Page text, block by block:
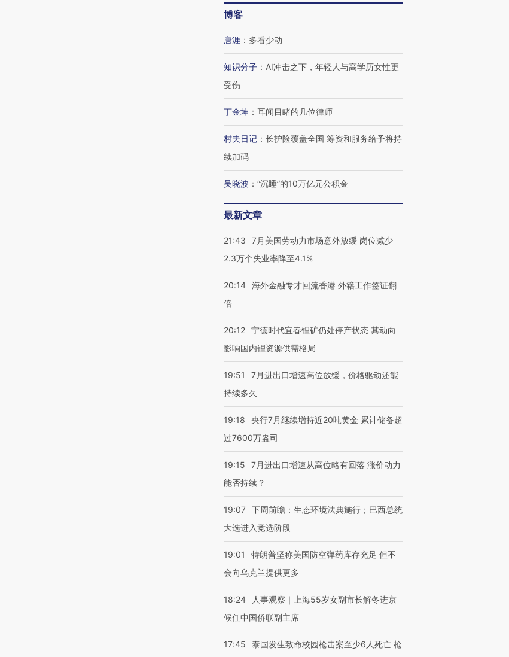
博客
唐涯 ： 多看少动
知识分子 ： AI冲击之下，年轻人与高学历女性更
受伤
丁金坤 ： 耳闻目睹的几位律师
村夫日记 ： 长护险覆盖全国 筹资和服务给予将持
续加码
吴晓波 ： “沉睡”的10万亿元公积金
最新文章
21:43
7月美国劳动力市场意外放缓 岗位减少
2.3万个失业率降至4.1%
20:14 海外金融专才回流香港 外籍工作签证翻
倍
20:12 宁德时代宜春锂矿仍处停产状态 其动向
影响国内锂资源供需格局
19:51
7月进出口增速高位放缓，价格驱动还能
持续多久
19:18
央行7月继续增持近20吨黄金 累计储备超
过7600万盎司
19:15
7月进出口增速从高位略有回落 涨价动力
能否持续？
19:07 下周前瞻：生态环境法典施行；巴西总统
大选进入竞选阶段
19:01
特朗普坚称美国防空弹药库存充足 但不
会向乌克兰提供更多
18:24
人事观察｜上海55岁女副市长解冬进京
候任中国侨联副主席
17:45 泰国发生致命校园枪击案至少6人死亡 枪